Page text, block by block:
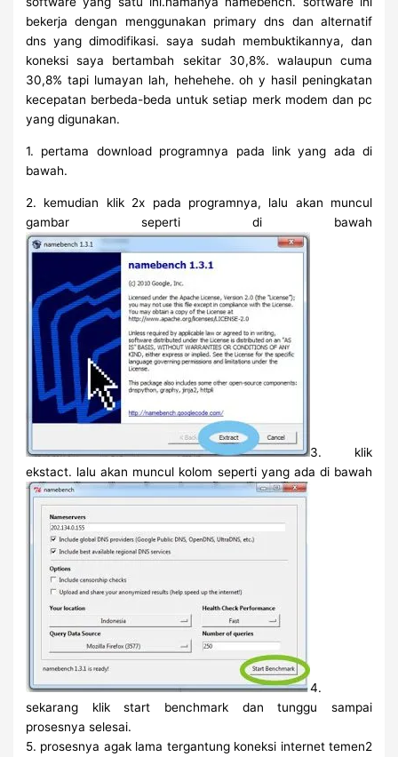
bekerja dengan menggunakan primary dns dan alternatif
dns yang dimodifikasi. saya sudah membuktikannya, dan
koneksi saya bertambah sekitar 30,8%. walaupun cuma
30,8% tapi lumayan lah, hehehehe. oh y hasil peningkatan
kecepatan berbeda-beda untuk setiap merk modem dan pc
yang digunakan.
1. pertama download programnya pada link yang ada di
bawah.
2. kemudian klik 2x pada programnya, lalu akan muncul
gambar seperti di bawah
3. klik
ekstact. lalu akan muncul kolom seperti yang ada di bawah
4.
sekarang klik start benchmark dan tunggu sampai
prosesnya selesai.
5. prosesnya agak lama tergantung koneksi internet temen2